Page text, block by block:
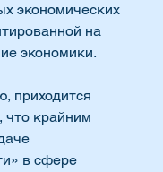
экономических
на
экономики.
что крайним
в сфере